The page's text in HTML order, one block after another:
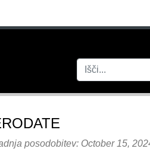
posodobitev: October 15,